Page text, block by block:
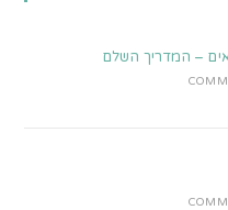
– המדריך השלם